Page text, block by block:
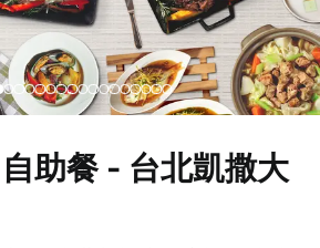
助餐 - 台北凱撒大